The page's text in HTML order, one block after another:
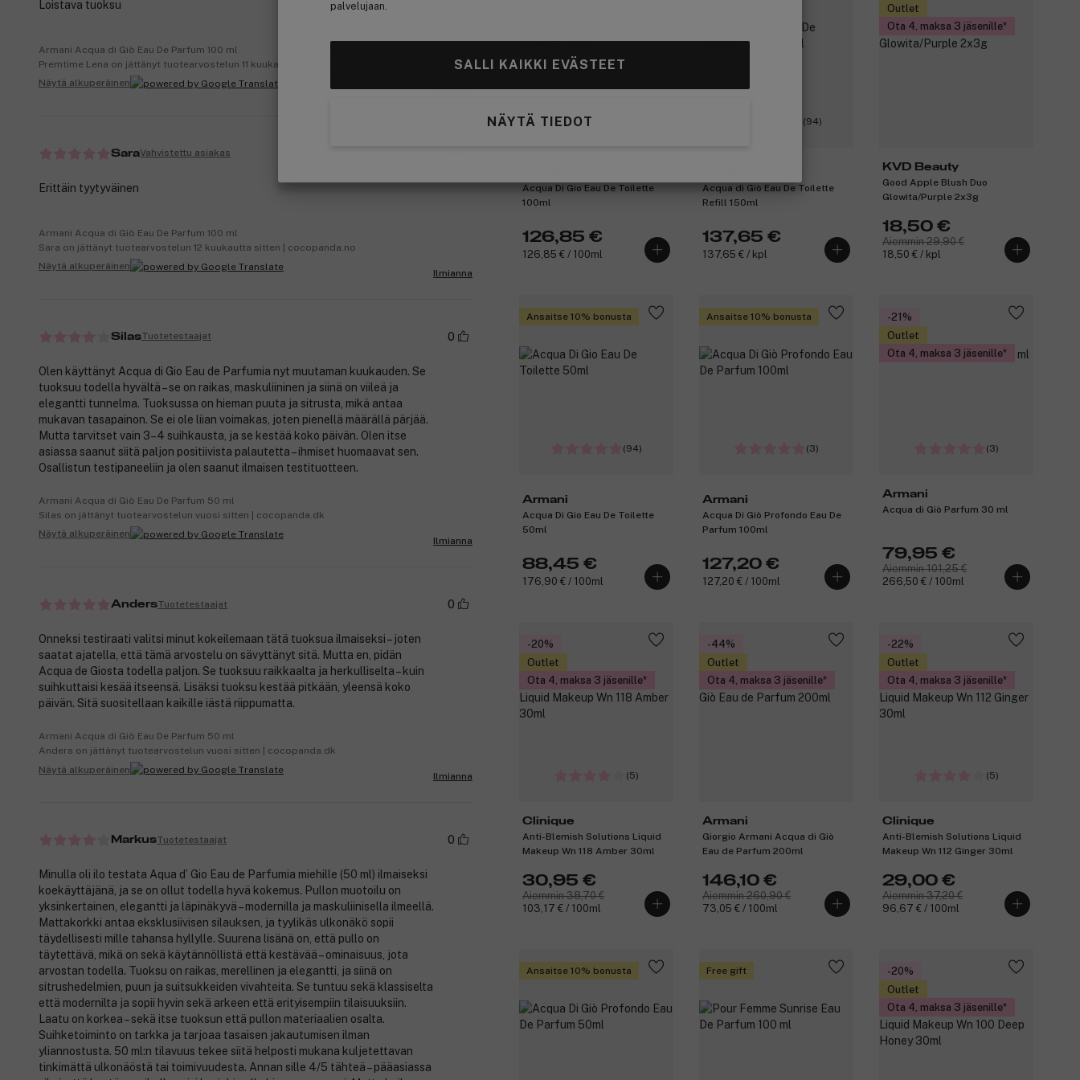
palvelujaan.
SALLI KAIKKI EVÄSTEET
NÄYTÄ TIEDOT
Acqua Di Gio Eau De Toilette
100ml
126,85 €
126,85 € / 100ml
(94)
Acqua di Giò Eau De Toilette
Refill 150ml
137,65 €
137,65 € / kpl
Outlet
Ota 4, maksa 3 jäsenille
KVD Beauty
Good Apple Blush Duo
Glowita/Purple 2x3g
18,50 €
Aiemmin 29,90 €
18,50 € / kpl
Ansaitse 10% bonusta
(94)
Armani
Acqua Di Gio Eau De Toilette
50ml
88,45 €
176,90 € / 100ml
Ansaitse 10% bonusta
(3)
Armani
Acqua Di Giò Profondo Eau De
Parfum 100ml
127,20 €
127,20 € / 100ml
-21%
Outlet
Ota 4, maksa 3 jäsenille
(3)
Armani
Acqua di Giò Parfum 30 ml
79,95 €
Aiemmin 101,25 €
266,50 € / 100ml
-20%
Outlet
Ota 4, maksa 3 jäsenille
(5)
Clinique
Anti-Blemish Solutions Liquid
Makeup Wn 118 Amber 30ml
30,95 €
Aiemmin 38,70 €
103,17 € / 100ml
-44%
Outlet
Ota 4, maksa 3 jäsenille
Armani
Giorgio Armani Acqua di Giò
Eau de Parfum 200ml
146,10 €
Aiemmin 260,90 €
73,05 € / 100ml
-22%
Outlet
Ota 4, maksa 3 jäsenille
(5)
Clinique
Anti-Blemish Solutions Liquid
Makeup Wn 112 Ginger 30ml
29,00 €
Aiemmin 37,20 €
96,67 € / 100ml
Ansaitse 10% bonusta Free gift
-20%
Outlet
Ota 4, maksa 3 jäsenille
Loistava tuoksu
Armani Acqua di Giò Eau De Parfum 100 ml
Premtime Lena on jättänyt tuotearvostelun 11 kuukautta sitten | cocopanda.se
Näytä alkuperäinen
Ilmianna
SaraVahvistettu asiakas
Erittäin tyytyväinen
Armani Acqua di Giò Eau De Parfum 100 ml
Sara on jättänyt tuotearvostelun 12 kuukautta sitten | cocopanda.no
Näytä alkuperäinen
Ilmianna
SilasTuotetestaajat 0
Olen käyttänyt Acqua di Gio Eau de Parfumia nyt muutaman kuukauden. Se
tuoksuu todella hyvältä – se on raikas, maskuliininen ja siinä on viileä ja
elegantti tunnelma. Tuoksussa on hieman puuta ja sitrusta, mikä antaa
mukavan tasapainon. Se ei ole liian voimakas, joten pienellä määrällä pärjää.
Mutta tarvitset vain 3–4 suihkausta, ja se kestää koko päivän. Olen itse
asiassa saanut siitä paljon positiivista palautetta – ihmiset huomaavat sen.
Osallistun testipaneeliin ja olen saanut ilmaisen testituotteen.
Armani Acqua di Giò Eau De Parfum 50 ml
Silas on jättänyt tuotearvostelun vuosi sitten | cocopanda.dk
Näytä alkuperäinen
Ilmianna
AndersTuotetestaajat 0
Onneksi testiraati valitsi minut kokeilemaan tätä tuoksua ilmaiseksi – joten
saatat ajatella, että tämä arvostelu on sävyttänyt sitä. Mutta en, pidän
Acqua de Giosta todella paljon. Se tuoksuu raikkaalta ja herkulliselta – kuin
suihkuttaisi kesää itseensä. Lisäksi tuoksu kestää pitkään, yleensä koko
päivän. Sitä suositellaan kaikille iästä riippumatta.
Armani Acqua di Giò Eau De Parfum 50 ml
Anders on jättänyt tuotearvostelun vuosi sitten | cocopanda.dk
Näytä alkuperäinen
Ilmianna
MarkusTuotetestaajat 0
Minulla oli ilo testata Aqua d’ Gio Eau de Parfumia miehille (50 ml) ilmaiseksi
koekäyttäjänä, ja se on ollut todella hyvä kokemus. Pullon muotoilu on
yksinkertainen, elegantti ja läpinäkyvä – modernilla ja maskuliinisella ilmeellä.
Mattakorkki antaa eksklusiivisen silauksen, ja tyylikäs ulkonäkö sopii
täydellisesti mille tahansa hyllylle. Suurena lisänä on, että pullo on
täytettävä, mikä on sekä käytännöllistä että kestävää – ominaisuus, jota
arvostan todella. Tuoksu on raikas, merellinen ja elegantti, ja siinä on
sitrushedelmien, puun ja suitsukkeiden vivahteita. Se tuntuu sekä klassiselta
että modernilta ja sopii hyvin sekä arkeen että erityisempiin tilaisuuksiin.
Laatu on korkea – sekä itse tuoksun että pullon materiaalien osalta.
Suihketoiminto on tarkka ja tarjoaa tasaisen jakautumisen ilman
yliannostusta. 50 ml:n tilavuus tekee siitä helposti mukana kuljetettavan
tinkimättä ulkonäöstä tai toimivuudesta. Annan sille 4/5 tähteä – pääasiassa